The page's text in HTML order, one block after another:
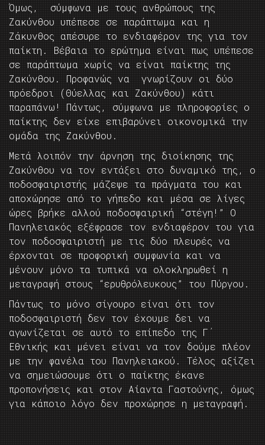
Όμως, σύμφωνα με τους ανθρώπους της
Ζακύνθου υπέπεσε σε παράπτωμα και η
Ζάκυνθος απέσυρε το ενδιαφέρον της για τον
παίκτη. Βέβαια το ερώτημα είναι πως υπέπεσε
σε παράπτωμα χωρίς να είναι παίκτης της
Ζακύνθου. Προφανώς να γνωρίζουν οι δύο
πρόεδροι (Θύελλας και Ζακύνθου) κάτι
παραπάνω! Πάντως, σύμφωνα με πληροφορίες ο
παίκτης δεν είχε επιβαρύνει οικονομικά την
ομάδα της Ζακύνθου.
Μετά λοιπόν την άρνηση της διοίκησης της
Ζακύνθου να τον εντάξει στο δυναμικό της, ο
ποδοσφαιριστής μάζεψε τα πράγματα του και
αποχώρησε από το γήπεδο και μέσα σε λίγες
ώρες βρήκε αλλού ποδοσφαιρική “στέγη!” Ο
Πανηλειακός εξέφρασε τον ενδιαφέρον του για
τον ποδοσφαιριστή με τις δύο πλευρές να
έρχονται σε προφορική συμφωνία και να
μένουν μόνο τα τυπικά να ολοκληρωθεί η
μεταγραφή στους “ερυθρόλευκους” του Πύργου.
Πάντως το μόνο σίγουρο είναι ότι τον
ποδοσφαιριστή δεν τον έχουμε δει να
αγωνίζεται σε αυτό το επίπεδο της Γ΄
Εθνικής και μένει είναι να τον δούμε πλέον
με την φανέλα του Πανηλειακού. Τέλος αξίζει
να σημειώσουμε ότι ο παίκτης έκανε
προπονήσεις και στον Αίαντα Γαστούνης, όμως
για κάποιο λόγο δεν προχώρησε η μεταγραφή.